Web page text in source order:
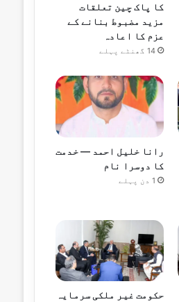
کا پاک چین تعلقات
مزید مضبوط بنانے کے
عزم کا اعادہ
14 گھنٹے پہلے
رانا خلیل احمد — خدمت
کا دوسرا نام
1 دن پہلے
حکومت غیر ملکی سرمایہ